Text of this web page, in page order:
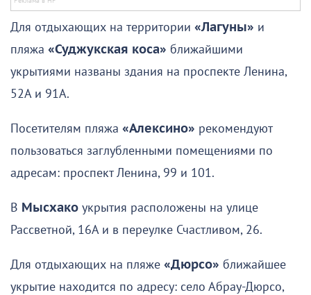
Для отдыхающих на территории «Лагуны» и
пляжа «Суджукская коса» ближайшими
укрытиями названы здания на проспекте Ленина,
52А и 91А.
Посетителям пляжа «Алексино» рекомендуют
пользоваться заглубленными помещениями по
адресам: проспект Ленина, 99 и 101.
В Мысхако укрытия расположены на улице
Рассветной, 16А и в переулке Счастливом, 26.
Для отдыхающих на пляже «Дюрсо» ближайшее
укрытие находится по адресу: село Абрау-Дюрсо,